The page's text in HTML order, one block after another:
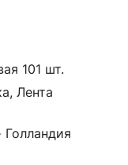
101 шт.
Лента
Голландия